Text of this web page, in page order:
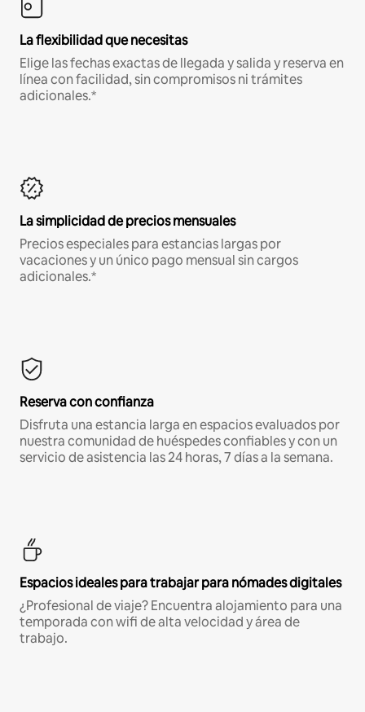
La flexibilidad que necesitas
Elige las fechas exactas de llegada y salida y reserva en
línea con facilidad, sin compromisos ni trámites
adicionales.*
La simplicidad de precios mensuales
Precios especiales para estancias largas por
vacaciones y un único pago mensual sin cargos
adicionales.*
Reserva con confianza
Disfruta una estancia larga en espacios evaluados por
nuestra comunidad de huéspedes confiables y con un
servicio de asistencia las 24 horas, 7 días a la semana.
Espacios ideales para trabajar para nómades digitales
¿Profesional de viaje? Encuentra alojamiento para una
temporada con wifi de alta velocidad y área de
trabajo.